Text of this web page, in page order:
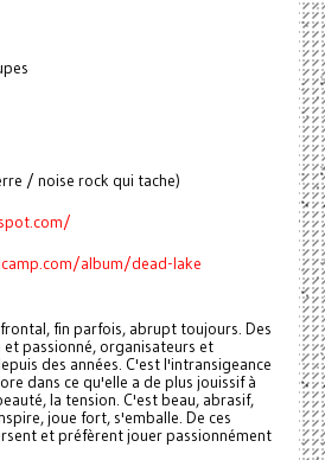
/ noise rock qui tache)
album/dead-lake
fin parfois, abrupt toujours. Des
et passionné, organisateurs et
des années. C'est l'intransigeance
dans ce qu'elle a de plus jouissif à
la tension. C'est beau, abrasif,
joue fort, s'emballe. De ces
et préfèrent jouer passionnément